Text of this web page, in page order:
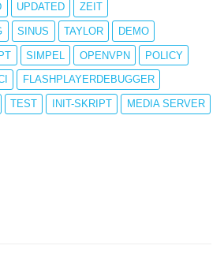
UPDATED ZEIT
SINUS TAYLOR DEMO
SIMPEL OPENVPN POLICY
FLASHPLAYERDEBUGGER
TEST INIT-SKRIPT MEDIA SERVER